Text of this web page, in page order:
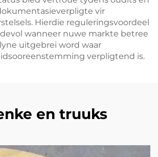
vir
Hierdie reguleringsvoordeel
wanneer nuwe markte betree
uitgebrei word waar
verpligtend is.
en truuks